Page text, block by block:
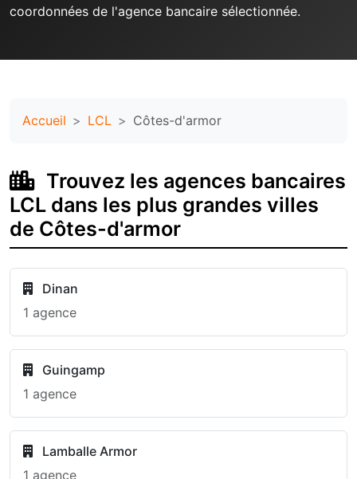
coordonnées de l'agence bancaire sélectionnée.
Accueil LCL Côtes-d'armor
Trouvez les agences bancaires
LCL dans les plus grandes villes
de Côtes-d'armor
Dinan
1 agence
Guingamp
1 agence
Lamballe Armor
1 agence